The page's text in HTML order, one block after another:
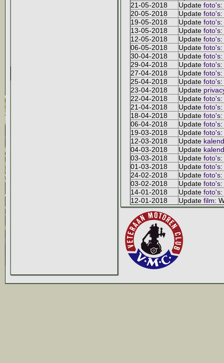
21-05-2018
Update foto's:
20-05-2018
Update foto's:
19-05-2018
Update foto's:
13-05-2018
Update foto's:
12-05-2018
Update foto's:
06-05-2018
Update foto's:
30-04-2018
Update foto's:
29-04-2018
Update foto's:
27-04-2018
Update foto's:
25-04-2018
Update foto's:
23-04-2018
Update
22-04-2018
Update foto's:
21-04-2018
Update foto's:
18-04-2018
Update foto's:
06-04-2018
Update foto's:
19-03-2018
Update foto's:
12-03-2018
Update
04-03-2018
Update
03-03-2018
Update foto's:
01-03-2018
Update foto's:
24-02-2018
Update foto's:
03-02-2018
Update foto's:
14-01-2018
Update foto's:
12-01-2018
Update film: